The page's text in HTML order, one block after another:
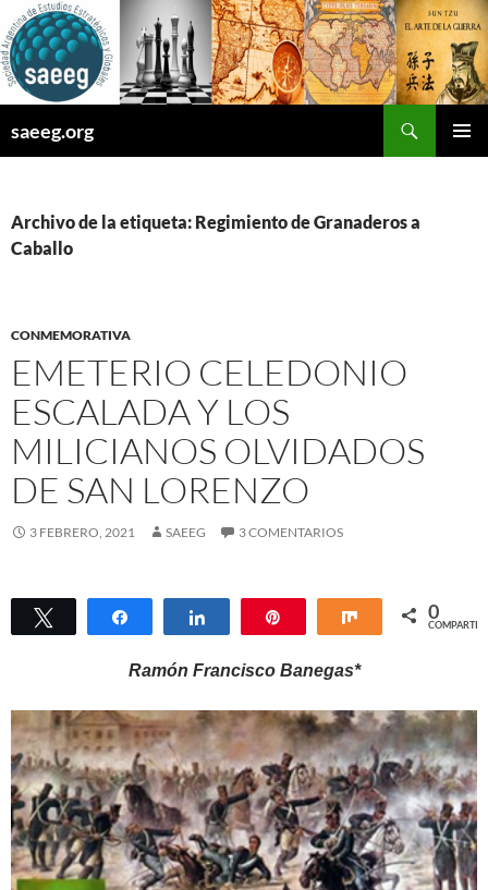
Saltar
al
contenido
saeeg.org
Archivo de la etiqueta: Regimiento de Granaderos a
Caballo
CONMEMORATIVA
EMETERIO CELEDONIO
ESCALADA Y LOS
MILICIANOS OLVIDADOS
DE SAN LORENZO
3 FEBRERO, 2021 SAEEG 3 COMENTARIOS
Twittear Compartir Compartir Compartir
0
COMPARTIR
Ramón Francisco Banegas*